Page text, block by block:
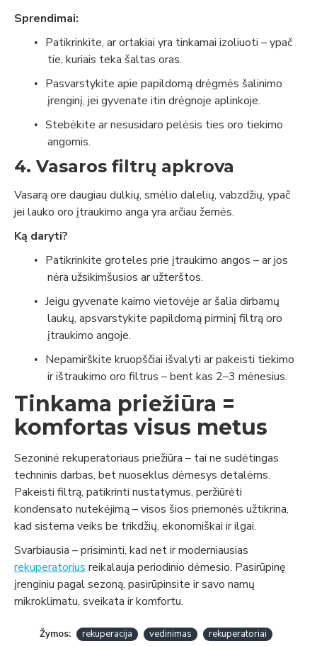
Sprendimai:
•
Patikrinkite, ar ortakiai yra tinkamai izoliuoti – ypač
tie, kuriais teka šaltas oras.
•
Pasvarstykite apie papildomą drėgmės šalinimo
įrenginį, jei gyvenate itin drėgnoje aplinkoje.
•
Stebėkite ar nesusidaro pelėsis ties oro tiekimo
angomis.
4. Vasaros filtrų apkrova
Vasarą ore daugiau dulkių, smėlio dalelių, vabzdžių, ypač
jei lauko oro įtraukimo anga yra arčiau žemės.
Ką daryti?
•
Patikrinkite groteles prie įtraukimo angos – ar jos
nėra užsikimšusios ar užterštos.
•
Jeigu gyvenate kaimo vietovėje ar šalia dirbamų
laukų, apsvarstykite papildomąpirminį filtrąoro
įtraukimo angoje.
•
Nepamirškite kruopščiai išvalyti ar pakeisti tiekimo
ir ištraukimo oro filtrus – bent kas 2–3 mėnesius.
Tinkama priežiūra =
komfortas visus metus
Sezoninė rekuperatoriaus priežiūra – tai ne sudėtingas
techninis darbas, bet nuoseklus dėmesys detalėms.
Pakeisti filtrą, patikrinti nustatymus, peržiūrėti
kondensato nutekėjimą – visos šios priemonės užtikrina,
kad sistema veiks be trikdžių, ekonomiškai ir ilgai.
Svarbiausia – prisiminti, kad net ir moderniausias
rekuperatorius reikalauja periodinio dėmesio. Pasirūpinę
įrenginiu pagal sezoną, pasirūpinsite ir savo namų
mikroklimatu, sveikata ir komfortu.
Žymos: rekuperacija vedinimas
rekuperatoriai